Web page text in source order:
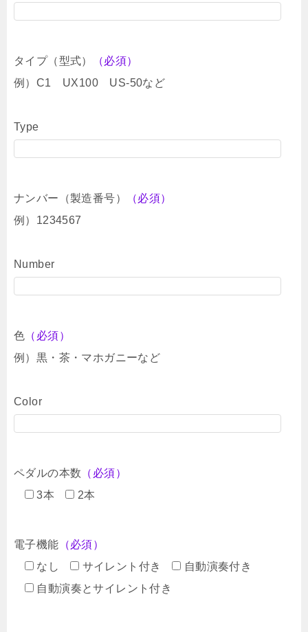
タイプ（型式）
（必須）
例）C1 UX100 US-50など
Type
ナンバー（製造番号）
（必須）
例）1234567
Number
色 （必須）
例）黒・茶・マホガニーなど
Color
ペダルの本数 （必須）
3本
2本
電子機能 （必須）
なし
サイレント付き
自動演奏付き
自動演奏とサイレント付き